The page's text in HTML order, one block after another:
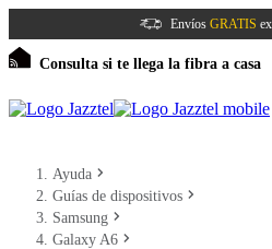
Envíos GRATIS
Consulta si te llega la fibra a casa
Ayuda
Guías de dispositivos
Samsung
Galaxy A6